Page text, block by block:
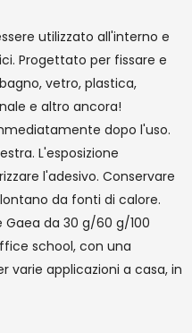
utilizzato all'interno e
Progettato per fissare e
vetro, plastica,
e altro ancora!
dopo l'uso.
L'esposizione
l'adesivo. Conservare
da fonti di calore.
da 30 g/60 g/100
school, con una
varie applicazioni a casa, in